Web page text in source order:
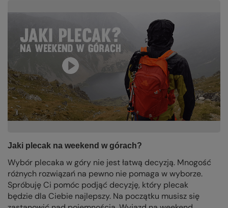
Jaki plecak na weekend w górach?
Wybór plecaka w góry nie jest łatwą decyzją. Mnogość
różnych rozwiązań na pewno nie pomaga w wyborze.
Spróbuję Ci pomóc podjąć decyzję, który plecak
będzie dla Ciebie najlepszy. Na początku musisz się